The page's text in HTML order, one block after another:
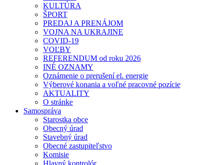
KULTÚRA
ŠPORT
PREDAJ A PRENÁJOM
VOJNA NA UKRAJINE
COVID-19
VOĽBY
REFERENDUM od roku 2026
INÉ OZNAMY
Oznámenie o prerušení el. energie
Výberové konania a voľné pracovné pozície
AKTUALITY
O stránke
Samospráva
Starostka obce
Obecný úrad
Stavebný úrad
Obecné zastupiteľstvo
Komisie
Hlavný kontrolór